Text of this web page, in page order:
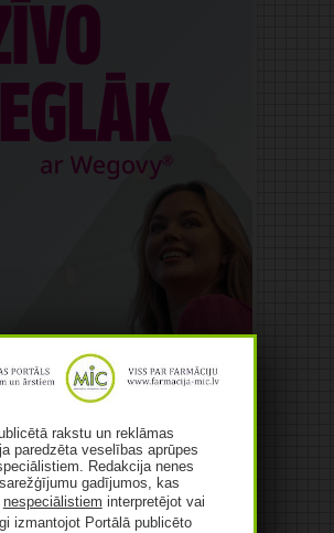
rakstu un reklāmas
paredzēta veselības aprūpes
Redakcija nenes
gadījumos, kas
nespeciālistiem interpretējot vai
izmantojot Portālā publicēto